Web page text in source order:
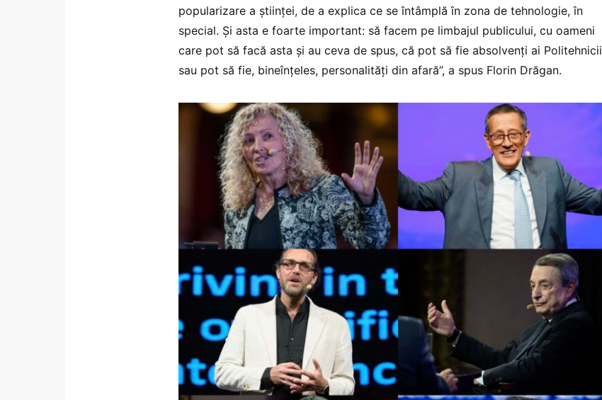
popularizare a științei, de a explica ce se întâmplă în zona de tehnologie, în
special. Și asta e foarte important: să facem pe limbajul publicului, cu oameni
care pot să facă asta și au ceva de spus, că pot să fie absolvenți ai Politehnicii
sau pot să fie, bineînțeles, personalități din afară”, a spus Florin Drăgan.